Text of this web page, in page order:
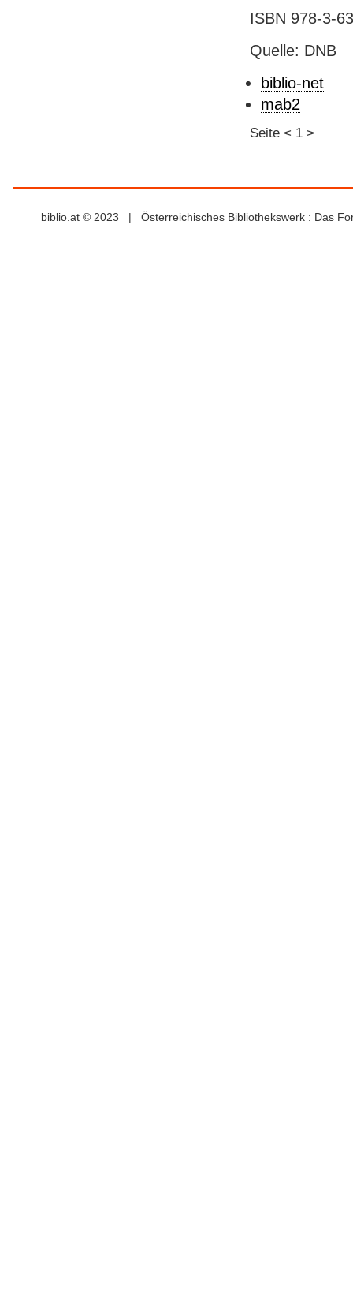
ISBN 978-3-
Quelle: DNB
biblio-net
mab2
Seite < 1 >
biblio.at © 2023 | Österreichisches Bibliothekswerk : Das